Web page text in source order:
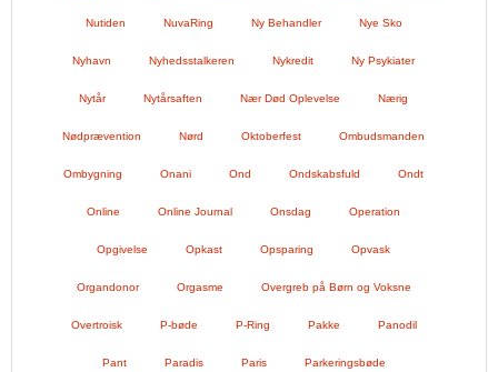
Nutiden NuvaRing Ny Behandler Nye Sko
Nyhavn Nyhedsstalkeren Nykredit Ny Psykiater
Nytår Nytårsaften Nær Død Oplevelse Nærig
Nødprævention Nørd Oktoberfest Ombudsmanden
Ombygning Onani Ond Ondskabsfuld Ondt
Online Online Journal Onsdag Operation
Opgivelse Opkast Opsparing Opvask
Organdonor Orgasme Overgreb på Børn og Voksne
Overtroisk P-bøde P-Ring Pakke Panodil
Pant Paradis Paris Parkeringsbøde